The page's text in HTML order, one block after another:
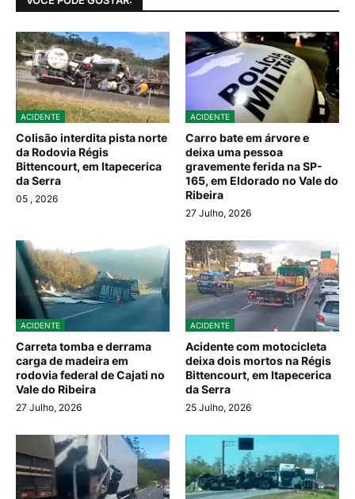
ACIDENTE
Colisão interdita pista norte
da Rodovia Régis
Bittencourt, em Itapecerica
da Serra
05 , 2026
ACIDENTE
Carro bate em árvore e
deixa uma pessoa
gravemente ferida na SP-
165, em Eldorado no Vale do
Ribeira
27 Julho, 2026
ACIDENTE
Carreta tomba e derrama
carga de madeira em
rodovia federal de Cajati no
Vale do Ribeira
27 Julho, 2026
ACIDENTE
Acidente com motocicleta
deixa dois mortos na Régis
Bittencourt, em Itapecerica
da Serra
25 Julho, 2026